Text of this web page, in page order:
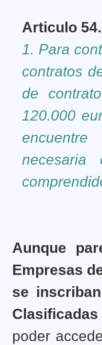
Articulo
1. Para
contratos
de
120.000
necesaria
Aunque
Empresas
se
Clasificadas
poder